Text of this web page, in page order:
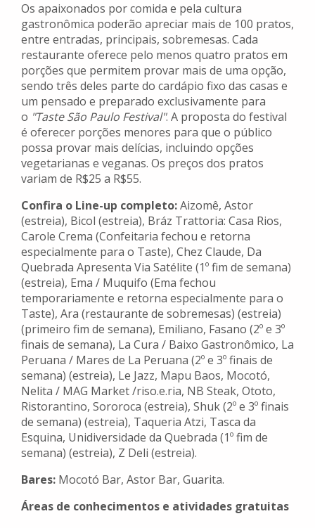
Os apaixonados por comida e pela cultura
gastronômica poderão apreciar mais de 100 pratos,
entre entradas, principais, sobremesas. Cada
restaurante oferece pelo menos quatro pratos em
porções que permitem provar mais de uma opção,
sendo três deles parte do cardápio fixo das casas e
um pensado e preparado exclusivamente para
o "Taste São Paulo Festival". A proposta do festival
é oferecer porções menores para que o público
possa provar mais delícias, incluindo opções
vegetarianas e veganas. Os preços dos pratos
variam de R$25 a R$55.
Confira o Line-up completo:Aizomê, Astor
(estreia), Bicol (estreia), Bráz Trattoria: Casa Rios,
Carole Crema (Confeitaria fechou e retorna
especialmente para o Taste), Chez Claude, Da
Quebrada Apresenta Via Satélite (1º fim de semana)
(estreia), Ema / Muquifo (Ema fechou
temporariamente e retorna especialmente para o
Taste), Ara (restaurante de sobremesas) (estreia)
(primeiro fim de semana), Emiliano, Fasano (2º e 3º
finais de semana), La Cura / Baixo Gastronômico, La
Peruana / Mares de La Peruana (2º e 3º finais de
semana) (estreia), Le Jazz, Mapu Baos, Mocotó,
Nelita / MAG Market /riso.e.ria, NB Steak, Ototo,
Ristorantino, Sororoca (estreia), Shuk (2º e 3º finais
de semana) (estreia), Taqueria Atzi, Tasca da
Esquina, Unidiversidade da Quebrada (1º fim de
semana) (estreia), Z Deli (estreia).
Bares: Mocotó Bar, Astor Bar, Guarita.
Áreas de conhecimentos e atividades gratuitas